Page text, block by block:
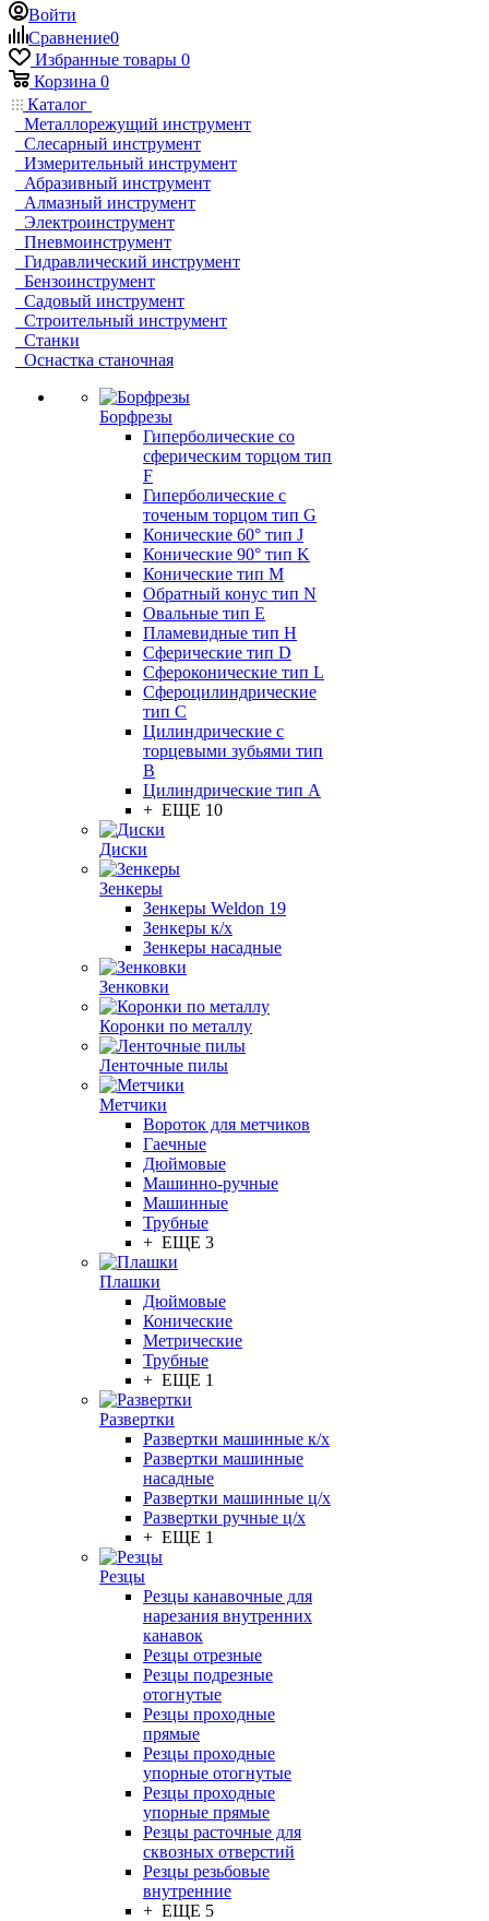
Войти
Сравнение0
Избранные товары 0
Корзина 0
Каталог
Металлорежущий инструмент
Слесарный инструмент
Измерительный инструмент
Абразивный инструмент
Алмазный инструмент
Электроинструмент
Пневмоинструмент
Гидравлический инструмент
Бензоинструмент
Садовый инструмент
Строительный инструмент
Станки
Оснастка станочная
Борфрезы
Гиперболические cо
сферическим торцом тип
F
Гиперболические с
точеным торцом тип G
Конические 60° тип J
Конические 90° тип K
Конические тип M
Обратный конус тип N
Овальные тип E
Пламевидные тип H
Сферические тип D
Сфероконические тип L
Сфероцилиндрические
тип C
Цилиндрические с
торцевыми зубьями тип
B
Цилиндрические тип А
+ ЕЩЕ 10
Диски
Зенкеры
Зенкеры Weldon 19
Зенкеры к/х
Зенкеры насадные
Зенковки
Коронки по металлу
Ленточные пилы
Метчики
Вороток для метчиков
Гаечные
Дюймовые
Машинно-ручные
Машинные
Трубные
+ ЕЩЕ 3
Плашки
Дюймовые
Конические
Метрические
Трубные
+ ЕЩЕ 1
Развертки
Развертки машинные к/х
Развертки машинные
насадные
Развертки машинные ц/х
Развертки ручные ц/х
+ ЕЩЕ 1
Резцы
Резцы канавочные для
нарезания внутренних
канавок
Резцы отрезные
Резцы подрезные
отогнутые
Резцы проходные
прямые
Резцы проходные
упорные отогнутые
Резцы проходные
упорные прямые
Резцы расточные для
сквозных отверстий
Резцы резьбовые
внутренние
+ ЕЩЕ 5